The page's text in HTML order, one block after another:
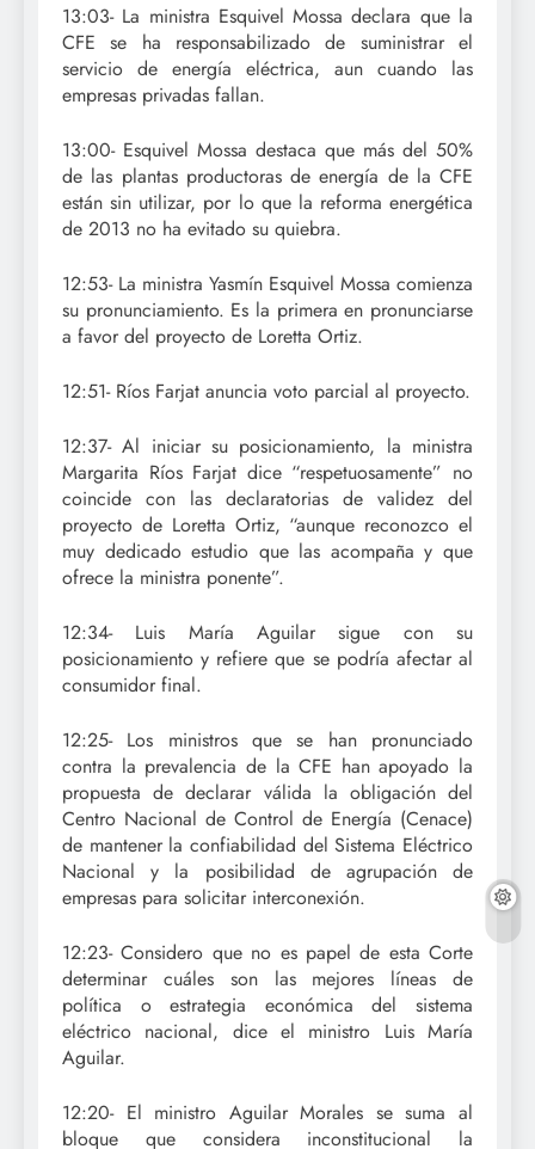
13:03- La ministra Esquivel Mossa declara que la
CFE se ha responsabilizado de suministrar el
servicio de energía eléctrica, aun cuando las
empresas privadas fallan.
13:00- Esquivel Mossa destaca que más del 50%
de las plantas productoras de energía de la CFE
están sin utilizar, por lo que la reforma energética
de 2013 no ha evitado su quiebra.
12:53- La ministra Yasmín Esquivel Mossa comienza
su pronunciamiento. Es la primera en pronunciarse
a favor del proyecto de Loretta Ortiz.
12:51- Ríos Farjat anuncia voto parcial al proyecto.
12:37- Al iniciar su posicionamiento, la ministra
Margarita Ríos Farjat dice “respetuosamente” no
coincide con las declaratorias de validez del
proyecto de Loretta Ortiz, “aunque reconozco el
muy dedicado estudio que las acompaña y que
ofrece la ministra ponente”.
12:34- Luis María Aguilar sigue con su
posicionamiento y refiere que se podría afectar al
consumidor final.
12:25- Los ministros que se han pronunciado
contra la prevalencia de la CFE han apoyado la
propuesta de declarar válida la obligación del
Centro Nacional de Control de Energía (Cenace)
de mantener la confiabilidad del Sistema Eléctrico
Nacional y la posibilidad de agrupación de
empresas para solicitar interconexión.
12:23- Considero que no es papel de esta Corte
determinar cuáles son las mejores líneas de
política o estrategia económica del sistema
eléctrico nacional, dice el ministro Luis María
Aguilar.
12:20- El ministro Aguilar Morales se suma al
bloque que considera inconstitucional la